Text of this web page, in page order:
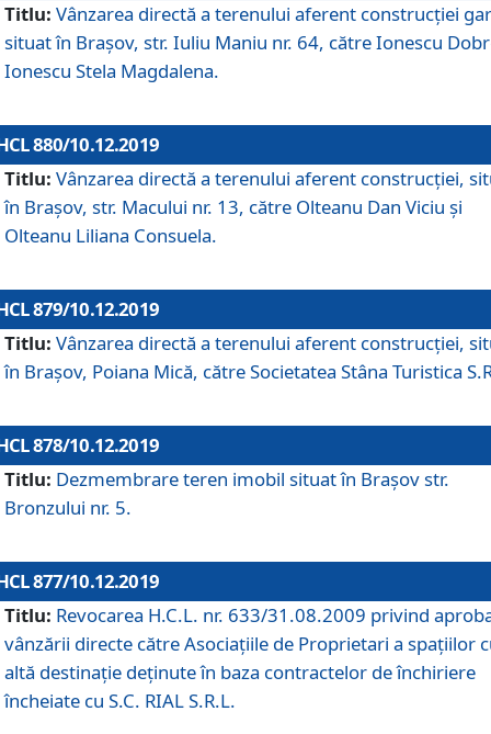
Titlu: Vânzarea directă a terenului aferent construcției
situat în Brașov, str. Iuliu Maniu nr. 64, către Ionescu
Ionescu Stela Magdalena.
880/10.12.2019
Titlu: Vânzarea directă a terenului aferent construcției,
în Brașov, str. Macului nr. 13, către Olteanu Dan Viciu și
Olteanu Liliana Consuela.
879/10.12.2019
Titlu: Vânzarea directă a terenului aferent construcției,
în Brașov, Poiana Mică, către Societatea Stâna Turistica
878/10.12.2019
Titlu: Dezmembrare teren imobil situat în Brașov str.
Bronzului nr. 5.
877/10.12.2019
Titlu: Revocarea H.C.L. nr. 633/31.08.2009 privind
vânzării directe către Asociațiile de Proprietari a spațiilor
altă destinație deținute în baza contractelor de închiriere
încheiate cu S.C. RIAL S.R.L.